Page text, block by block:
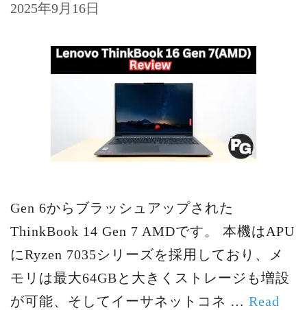
2025年9月16日
Gen 6からブラッシュアップされた
ThinkBook 14 Gen 7 AMDです。 本機はAPU
にRyzen 7035シリーズを採用しており、メ
モリは最大64GBと大きくストレージも増設
が可能、そしてイーサネットコネ … Read